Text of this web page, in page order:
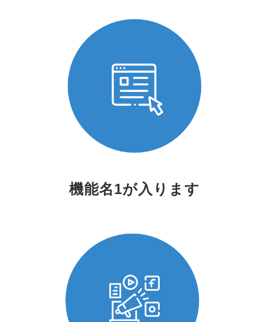
機能名1が入ります